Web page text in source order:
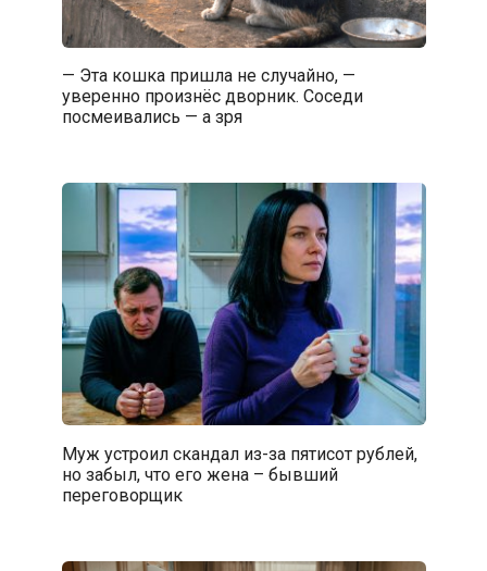
— Эта кошка пришла не случайно, —
уверенно произнёс дворник. Соседи
посмеивались — а зря
Муж устроил скандал из-за пятисот рублей,
но забыл, что его жена – бывший
переговорщик